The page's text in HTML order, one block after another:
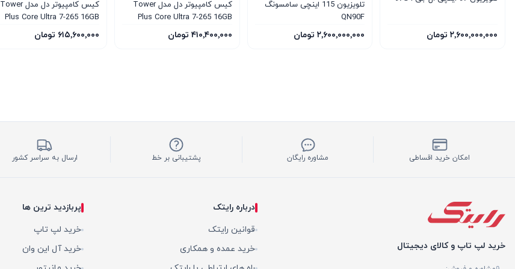
۲٬۶۰۰٬۰۰۰٬۰۰۰ تومان
تلویزیون 115 اینچی سامسونگ
QN90F
۲٬۶۰۰٬۰۰۰٬۰۰۰ تومان
کیس کامپیوتر دل مدل Tower
Plus Core Ultra 7-265 16GB
1TB SSD 8GB RTX 5060
۴۱۰٬۴۰۰٬۰۰۰ تومان
کیس کامپیوتر دل مدل Tower
Plus Core Ultra 7-265 16GB
1TB SSD 12GB RTX 5070
۶۱۵٬۶۰۰٬۰۰۰ تومان
امکان خرید اقساطی مشاوره رایگان پشتیبانی بر خط ارسال به سراسر کشور
خرید لپ تاپ و کالای دیجیتال
درباره رایتک
قوانین رایتک
خرید عمده و همکاری
پربازدید ترین ها
خرید لپ تاپ
خرید آل این وان